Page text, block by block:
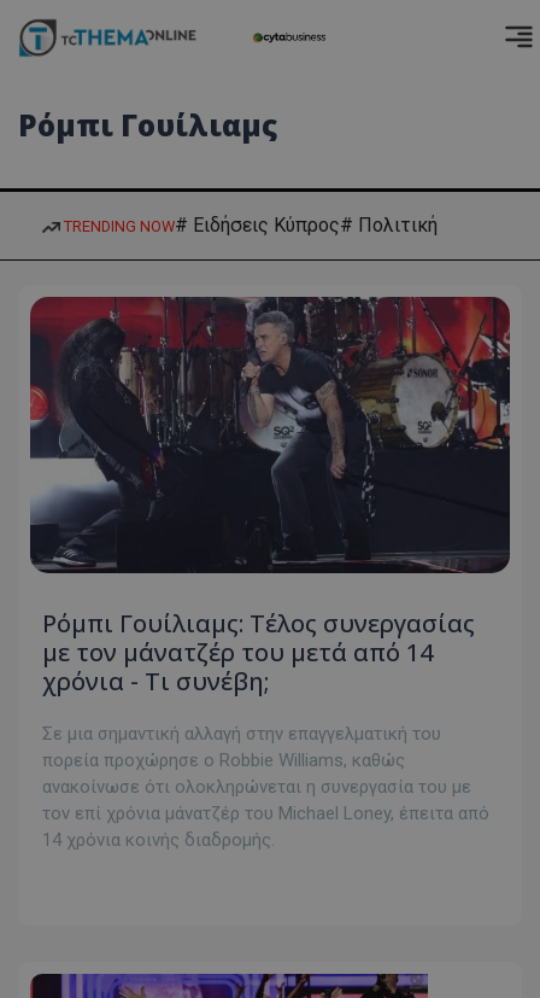
Ρόμπι Γουίλιαμς
TRENDING NOW# Ειδήσεις Κύπρος# Πολιτική
Ρόμπι Γουίλιαμς: Τέλος συνεργασίας
με τον μάνατζέρ του μετά από 14
χρόνια - Tι συνέβη;
Σε μια σημαντική αλλαγή στην επαγγελματική του
πορεία προχώρησε ο Robbie Williams, καθώς
ανακοίνωσε ότι ολοκληρώνεται η συνεργασία του με
τον επί χρόνια μάνατζέρ του Michael Loney, έπειτα από
14 χρόνια κοινής διαδρομής.